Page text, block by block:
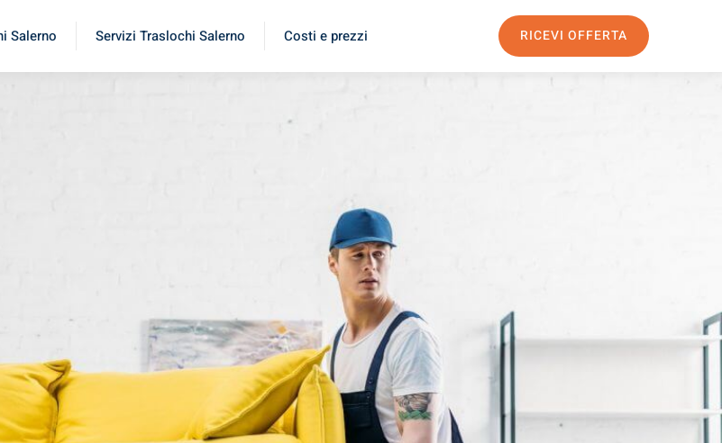
Salerno Servizi Traslochi Salerno Costi e prezzi RICEVI OFFERTA